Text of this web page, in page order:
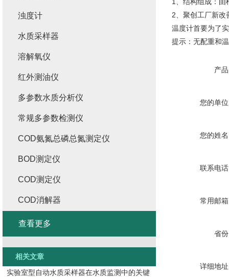
2、聚创工厂新改
温度计首要为了
提示：无配重和
产
您的单
您的姓
联系电
常用邮
省
详细地
浊度计
水质采样器
溶解氧仪
红外测油仪
多参数水质分析仪
常规多参数检测仪
COD氨氮总磷总氮测定仪
BOD测定仪
COD测定仪
COD消解器
查看更多
相关文章
实验室型自动水质采样器在水质监测中的关键